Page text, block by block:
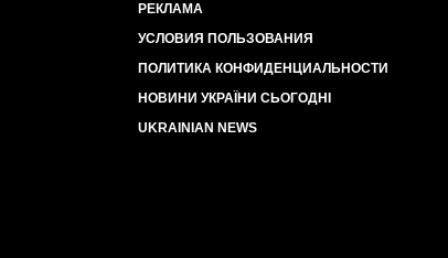
РЕКЛАМА
УСЛОВИЯ ПОЛЬЗОВАНИЯ
ПОЛИТИКА КОНФИДЕНЦИАЛЬНОСТИ
НОВИНИ УКРАЇНИ СЬОГОДНІ
UKRAINIAN NEWS